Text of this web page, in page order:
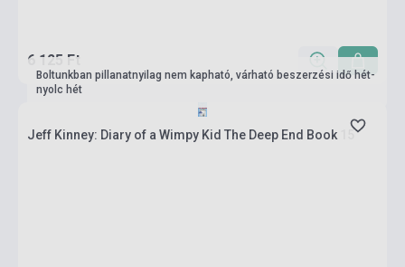
6 125 Ft
Boltunkban pillanatnyilag nem kapható, várható beszerzési idő hét-
nyolc hét
Jeff Kinney: Diary of a Wimpy Kid The Deep End Book 15